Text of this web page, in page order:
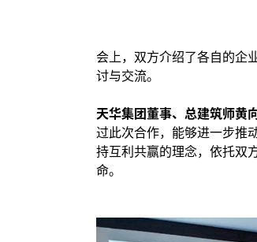
会上，双方介绍了各自的企
讨与交流。
天华集团董事、总建筑师黄
过此次合作，能够进一步推
持互利共赢的理念，依托双
命。